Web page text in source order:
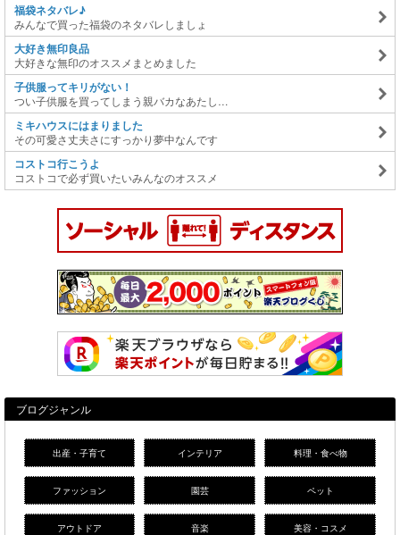
福袋ネタバレ♪
みんなで買った福袋のネタバレしましょ
大好き無印良品
大好きな無印のオススメまとめました
子供服ってキリがない！
つい子供服を買ってしまう親バカなあたし…
ミキハウスにはまりました
その可愛さ丈夫さにすっかり夢中なんです
コストコ行こうよ
コストコで必ず買いたいみんなのオススメ
ブログジャンル
出産・子育て インテリア 料理・食べ物
ファッション 園芸 ペット
アウトドア 音楽 美容・コスメ